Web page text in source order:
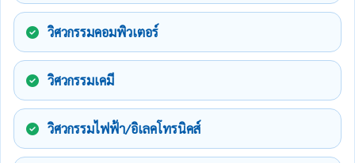
วิศวกรรมคอมพิวเตอร์
วิศวกรรมเคมี
วิศวกรรมไฟฟ้า/อิเลคโทรนิคส์